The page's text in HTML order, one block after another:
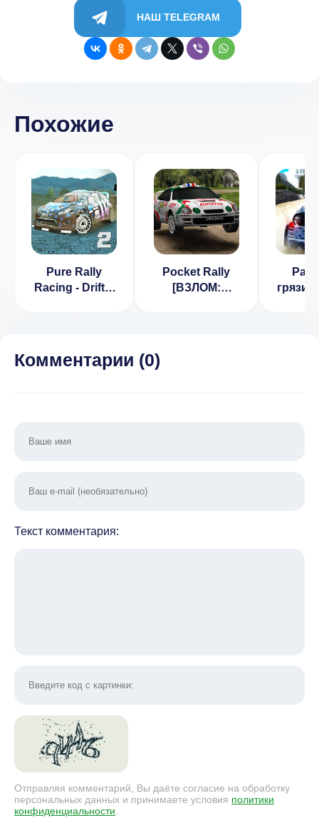
НАШ TELEGRAM
Похожие
Pure Rally
Racing - Drift 2
Pocket Rally
[ВЗЛОМ:
грязи
Комментарии (0)
Текст комментария:
Отправляя комментарий, Вы даёте согласие на обработку
персональных данных и принимаете условия политики
конфиденциальности